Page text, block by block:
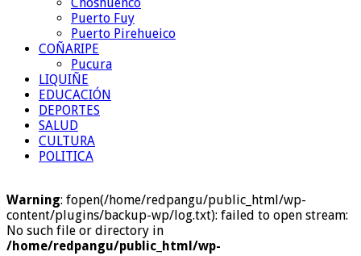
Puerto Fuy
Puerto Pirehueico
COÑARIPE
Pucura
LIQUIÑE
EDUCACIÓN
DEPORTES
SALUD
CULTURA
POLITICA
Warning: fopen(/home/redpangu/public_html/wp-
content/plugins/backup-wp/log.txt): failed to open stream:
No such file or directory in
/home/redpangu/public_html/wp-